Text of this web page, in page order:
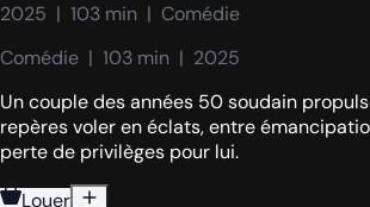
2025  |  103 min  |  Comédie
Comédie  |  103 min  |  2025
Un couple des années 50 soudain
repères voler en éclats, entre
perte de privilèges pour lui.
Louer